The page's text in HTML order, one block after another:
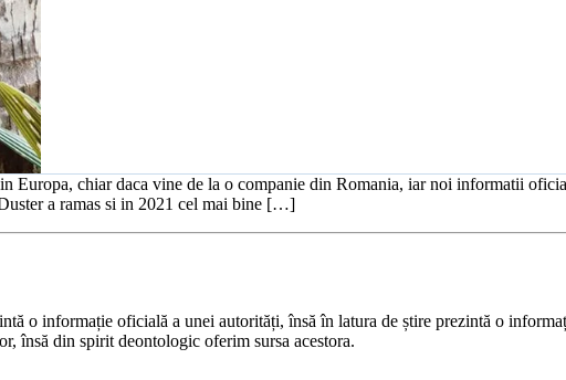
chiar daca vine de la o companie din Romania, iar noi informatii
a ramas si in 2021 cel mai bine […]
o informație oficială a unei autorități, însă în latura de știre prezintă o
însă din spirit deontologic oferim sursa acestora.